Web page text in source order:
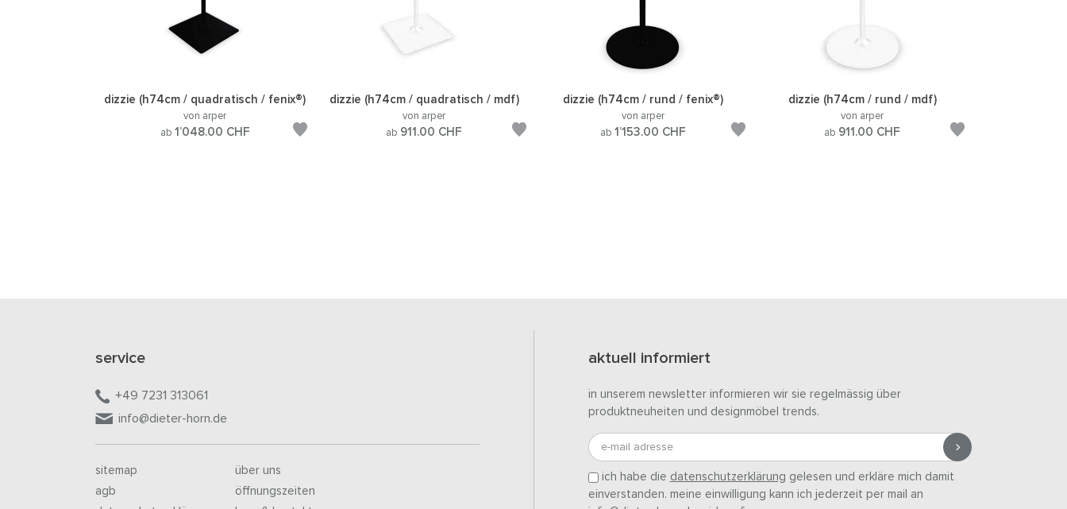
dizzie (h74cm / quadratisch / fenix®)
von arper
ab 1’048.00 CHF
dizzie (h74cm / quadratisch / mdf)
von arper
ab 911.00 CHF
dizzie (h74cm / rund / fenix®)
von arper
ab 1’153.00 CHF
dizzie (h74cm / rund / mdf)
von arper
ab 911.00 CHF
service
+49 7231 313061
info@dieter-horn.de
sitemap
agb
über uns
öffnungszeiten
aktuell informiert
in unserem newsletter informieren wir sie regelmässig über
produktneuheiten und designmöbel trends.
e-mail adresse
ich habe die datenschutzerklärung gelesen und erkläre mich damit
einverstanden. meine einwilligung kann ich jederzeit per mail an